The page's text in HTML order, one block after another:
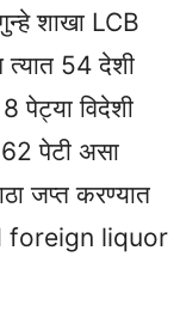
शाखा LCB
54 देशी
पेट्या विदेशी
पेटी असा
जप्त करण्यात
foreign liquor